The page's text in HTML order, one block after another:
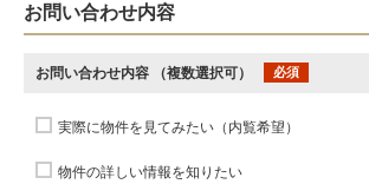
お問い合わせ内容
お問い合わせ内容 （複数選択可） 必須
実際に物件を見てみたい（内覧希望）
物件の詳しい情報を知りたい